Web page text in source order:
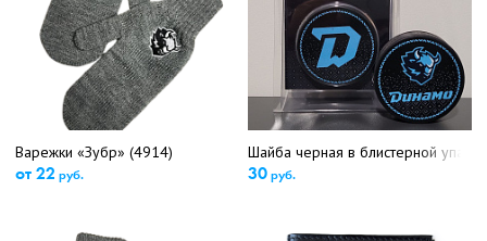
Варежки «Зубр» (4914)
от 22 руб.
Шайба черная в блистерной
30 руб.